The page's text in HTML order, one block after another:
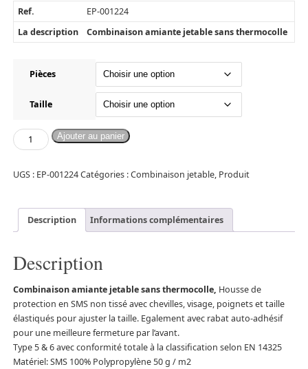
Ref.
EP-001224
La description
Combinaison amiante jetable sans thermocolle
Pièces
Taille
Ajouter au panier
UGS : EP-001224Catégories :Combinaison jetable, Produit
Description Informations complémentaires
Description
Combinaison amiante jetable sans thermocolle, Housse de
protection en SMS non tissé avec chevilles, visage, poignets et taille
élastiqués pour ajuster la taille. Egalement avec rabat auto-adhésif
pour une meilleure fermeture par l’avant.
Type 5 & 6 avec conformité totale à la classification selon EN 14325
Matériel: SMS 100% Polypropylène 50 g / m2